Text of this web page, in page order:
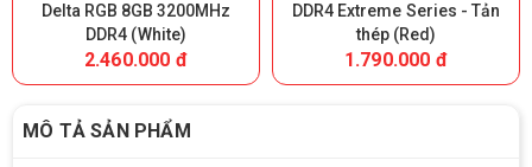
Delta RGB 8GB 3200MHz
DDR4 (White)
2.460.000 đ
DDR4 Extreme Series - Tản
thép (Red)
1.790.000 đ
MÔ TẢ SẢN PHẨM